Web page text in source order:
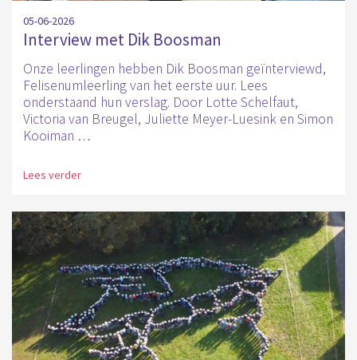
05-06-2026
Interview met Dik Boosman
Onze leerlingen hebben Dik Boosman geïnterviewd,
Felisenumleerling van het eerste uur. Lees
onderstaand hun verslag. Door Lotte Schelfaut,
Victoria van Breugel, Juliette Meyer-Luesink en Simon
Kooiman …
Lees verder